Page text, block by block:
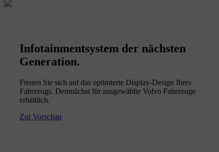
Infotainmentsystem der nächsten
Generation.
Freuen Sie sich auf das optimierte Display-Design Ihres
Fahrzeugs. Demnächst für ausgewählte Volvo Fahrzeuge
erhältlich.
Zur Vorschau